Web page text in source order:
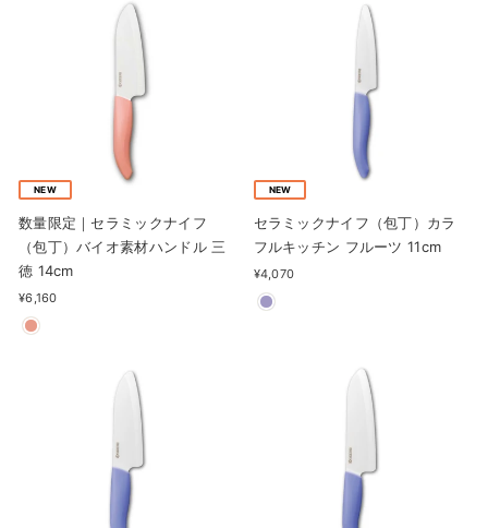
NEW
数量限定｜セラミックナイフ
（包丁）バイオ素材ハンドル 三
徳 14cm
¥6,160
NEW
セラミックナイフ（包丁）カラ
フルキッチン フルーツ 11cm
¥4,070